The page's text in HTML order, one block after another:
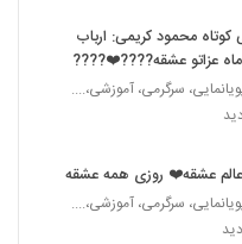
کوتاه محمود کریمی: ارباب
عزاتو عشقه????❤️????
سرگرمی، آموزشی،....
عالم عشقه❤️ روزی همه عشقه
سرگرمی، آموزشی،....